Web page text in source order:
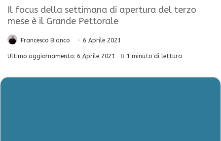
Il focus della settimana di apertura del terzo
mese è il Grande Pettorale
Francesco Bianco 6 Aprile 2021
Ultimo aggiornamento: 6 Aprile 2021 1 minuto di lettura